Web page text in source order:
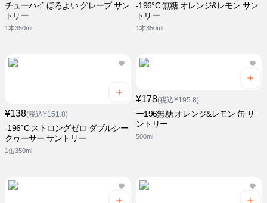
チューハイ ほろよい グレープ サン
トリー
1本350ml
-196°C 無糖 オレンジ&レモン サン
トリー
1本350ml
¥138(税込¥151.8)
-196°C ストロングゼロ ダブルシー
クヮーサー サントリー
1缶350ml
¥178(税込¥195.8)
ー196無糖 オレンジ&レモン 缶 サ
ントリー
500ml